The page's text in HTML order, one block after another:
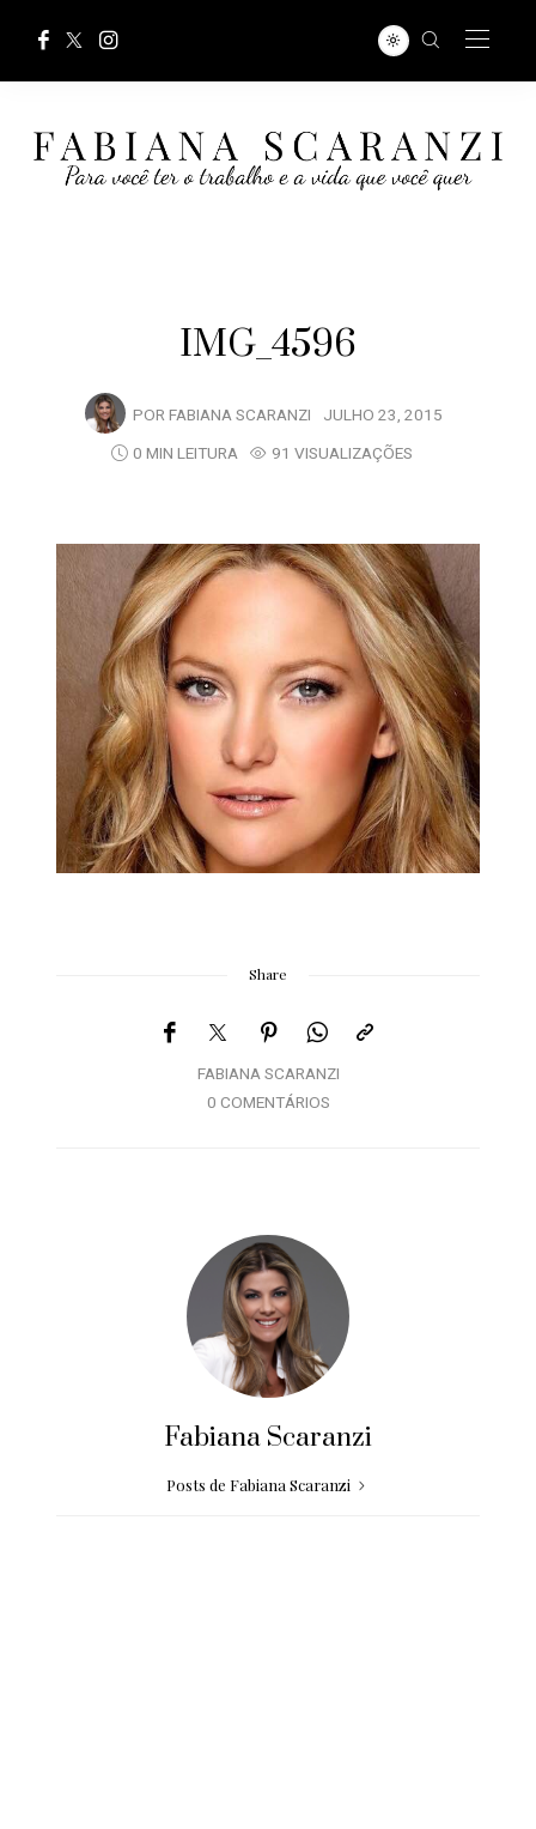
IMG_4596
POR FABIANA SCARANZI JULHO 23, 2015
0 MIN LEITURA
91 VISUALIZAÇÕES
Share
FABIANA SCARANZI
0 COMENTÁRIOS
Fabiana Scaranzi
Posts de Fabiana Scaranzi